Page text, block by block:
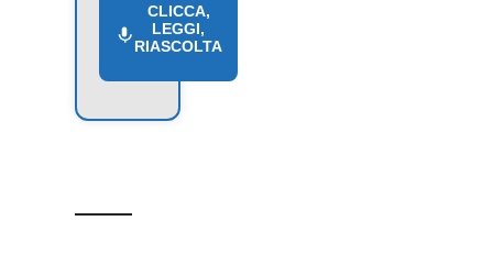
CLICCA,
LEGGI,
RIASCOLTA